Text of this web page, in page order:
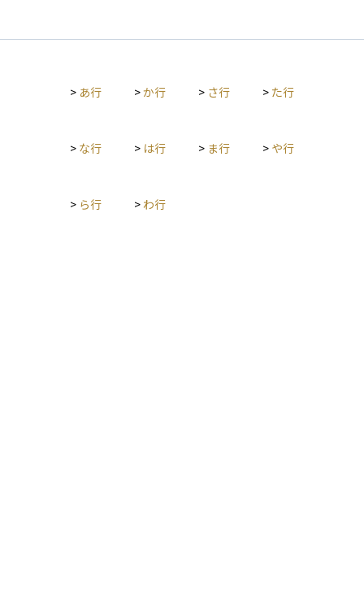
り、新規市場に参入したりする手段として活用されます。特に
す。また、M&Aは企業の合併・買収だけでなく、業務提携など
では買収先企業の同意のもとで取引が進められますが、敵対的
争力を強化する重要な経営戦略の一つです。しかし、企業文化
> あ行 >か行 > さ行 > た行
> な行 > は行 > ま行 > や行
> ら行 > わ行